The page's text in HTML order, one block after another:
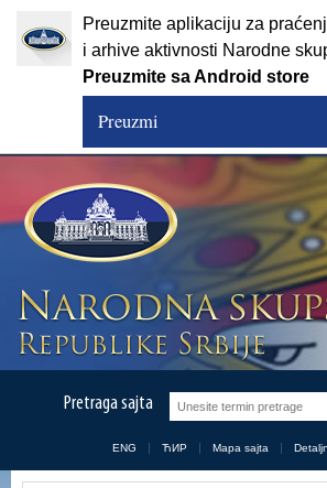
Preuzmite aplikaciju za
i arhive aktivnosti Narodne
Preuzmite sa Android store
Preuzmi
Pretraga sajta
ENG ЋИР Mapa sajta